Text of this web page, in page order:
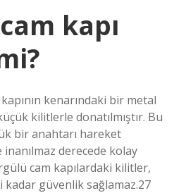
kapı
kenarındaki bir metal
kilitlerle donatılmıştır. Bu
bir anahtarı hareket
inanılmaz derecede kolay
cam kapılardaki kilitler,
güvenlik sağlamaz.27